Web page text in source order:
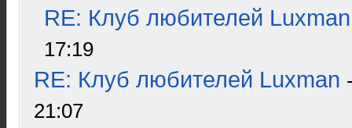
RE: Клуб любителей Luxman
17:19
RE: Клуб любителей Luxman
21:07